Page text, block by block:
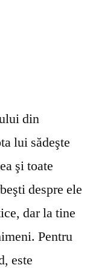
din
lui sădeşte
şi toate
despre ele
dar la tine
Pentru
este